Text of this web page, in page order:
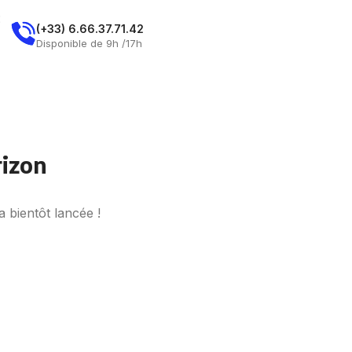
(+33) 6.66.37.71.42
Disponible de 9h /17h
bientôt lancée !